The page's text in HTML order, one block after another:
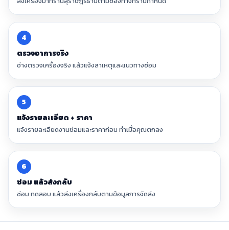
4
ตรวจอาการจริง
ช่างตรวจเครื่องจริง แล้วแจ้งสาเหตุและแนวทางซ่อม
5
แจ้งรายละเอียด + ราคา
แจ้งรายละเอียดงานซ่อมและราคาก่อน ทำเมื่อคุณตกลง
6
ซ่อม แล้วส่งกลับ
ซ่อม ทดสอบ แล้วส่งเครื่องกลับตามข้อมูลการจัดส่ง